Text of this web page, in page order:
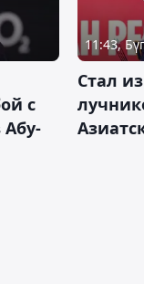
с
Абу-
11:43,
Стал